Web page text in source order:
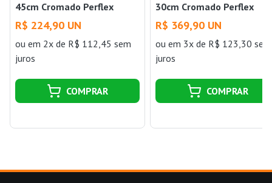
45cm Cromado Perflex
R$ 224,90 UN
ou em 2x de R$ 112,45 sem
juros
COMPRAR
30cm Cromado Perflex
R$ 369,90 UN
ouem 3x de R$ 123,30 sem
juros
COMPRAR